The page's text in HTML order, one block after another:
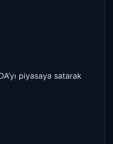
piyasaya satarak